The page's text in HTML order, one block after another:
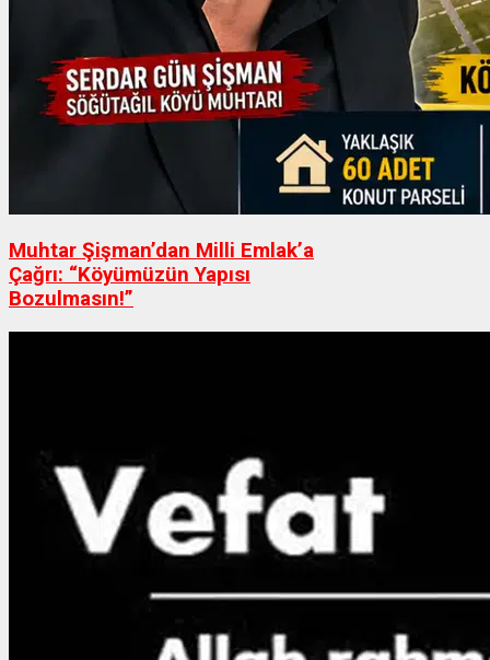
Muhtar Şişman’dan Milli Emlak’a
Çağrı: “Köyümüzün Yapısı
Bozulmasın!”